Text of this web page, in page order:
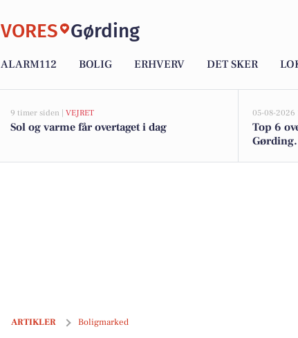
VORES Gørding
ALARM112 BOLIG ERHVERV DET SKER
9 timer siden | VEJRET
Sol og varme får overtaget i dag
05-08-2026
Top 6
ARTIKLER Boligmarked
Vestergade 19 og 1 anden boliger er kommet til salg denne uge i